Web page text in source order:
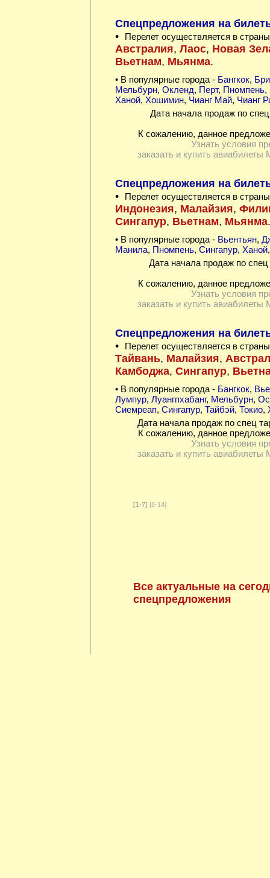
Спецпредложения на
•
Перелет осуществляется в
Австралия, Лаос, Новая
Вьетнам, Мьянма.
• В популярные города - Бангкок,
Мельбурн, Окленд, Перт, Пномпень,
Ханой, Хошимин, Чианг Май, Чианг
Дата начала продаж по
К сожалению, данное
Узнать условия
заказать и купить
Спецпредложения на
•
Перелет осуществляется в
Индонезия, Малайзия,
Сингапур, Вьетнам, Мьянма.
• В популярные города - Вьентьян,
Манила, Пномпень, Сингапур, Ханой
Дата начала продаж по
К сожалению, данное
Узнать условия
заказать и купить
Спецпредложения на
•
Перелет осуществляется в
Тайвань, Малайзия,
Камбоджа, Сингапур,
• В популярные города - Бангкок,
Лумпур, Луангпхабанг, Мельбурн,
Сиемреап, Сингапур, Тайбэй, Токио,
Дата начала продаж по спец
К сожалению, данное
Узнать условия
заказать и купить
[1-7] [8-14]
Все актуальные на
спецпредложения